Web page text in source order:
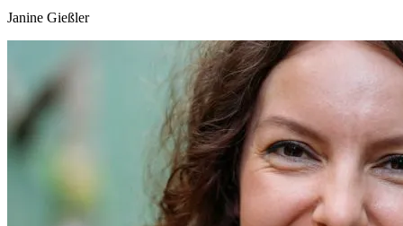
Janine Gießler